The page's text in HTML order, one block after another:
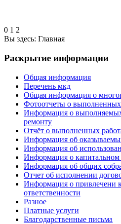
0 1 2
Вы здесь: Главная
Раскрытие информации
Общая информация
Перечень мкд
Общая информация о
Фотоотчеты о выполненных
Информация о
ремонту
Отчёт о выполненных
Информация об
Информация об
Информация о капитальном
Информация об общих
Отчет об исполнении
Информация о привлечени
ответственности
Разное
Платные услуги
Благодарственные письма